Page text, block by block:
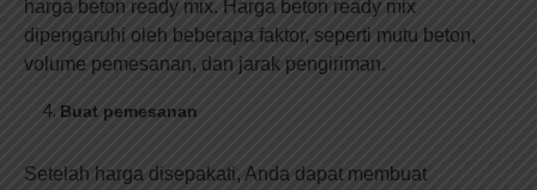
harga beton ready mix. Harga beton ready mix
dipengaruhi oleh beberapa faktor, seperti mutu beton,
volume pemesanan, dan jarak pengiriman.
Buat pemesanan
Setelah harga disepakati, Anda dapat membuat